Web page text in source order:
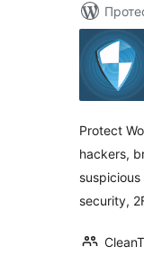
Protect
hackers,
security,